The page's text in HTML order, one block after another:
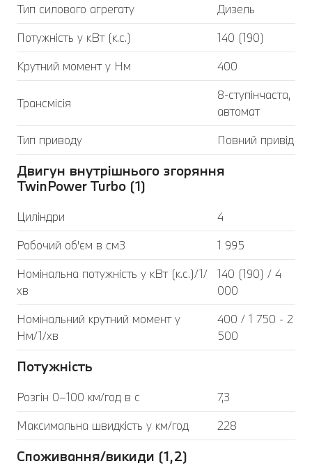
Тип силового агрегату
Дизель
Потужність у кВт (к.с.)
140 (190)
Крутний момент у Нм
400
Трансмісія
8-ступінчаста,
автомат
Тип приводу
Повний привід
Двигун внутрішнього згоряння
TwinPower Turbo (1)
Циліндри
4
Робочий об'єм в см3
1 995
Номінальна потужність у кВт (к.с.)/1/
хв
140 (190) / 4
000
Номінальний крутний момент у
Нм/1/хв
400 / 1 750 - 2
500
Потужність
Розгін 0–100 км/год в с
7,3
Максимальна швидкість у км/год
228
Споживання/викиди (1,2)